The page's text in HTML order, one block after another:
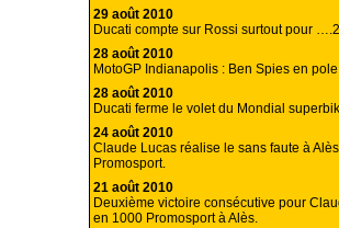
29 août 2010
Ducati compte sur Rossi surtout pour
28 août 2010
MotoGP Indianapolis : Ben Spies en
28 août 2010
Ducati ferme le volet du Mondial
24 août 2010
Claude Lucas réalise le sans faute à
Promosport.
21 août 2010
Deuxième victoire consécutive pour
en 1000 Promosport à Alès.